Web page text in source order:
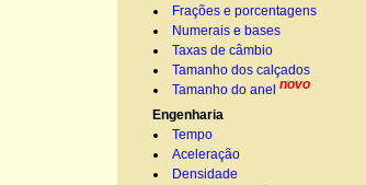
Frações e porcentagens
Numerais e bases
Taxas de câmbio
Tamanho dos calçados
Tamanho do anel novo
Engenharia
Tempo
Aceleração
Densidade